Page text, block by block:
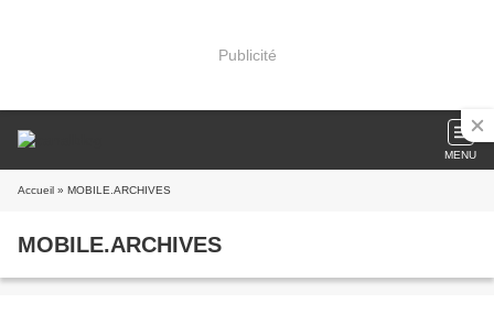
Publicité
MENU
Accueil » MOBILE.ARCHIVES
MOBILE.ARCHIVES